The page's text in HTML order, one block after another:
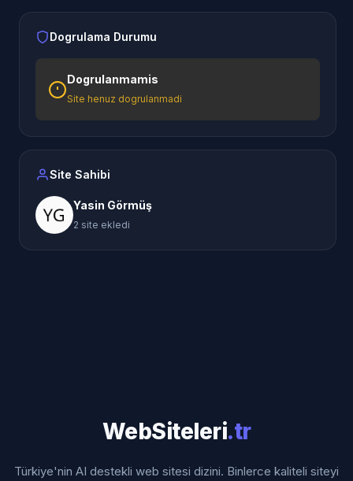
Dogrulama Durumu
Dogrulanmamis
Site henuz dogrulanmadi
Site Sahibi
Yasin Görmüş
2 site ekledi
WebSiteleri.tr
Türkiye'nin AI destekli web sitesi dizini. Binlerce kaliteli siteyi